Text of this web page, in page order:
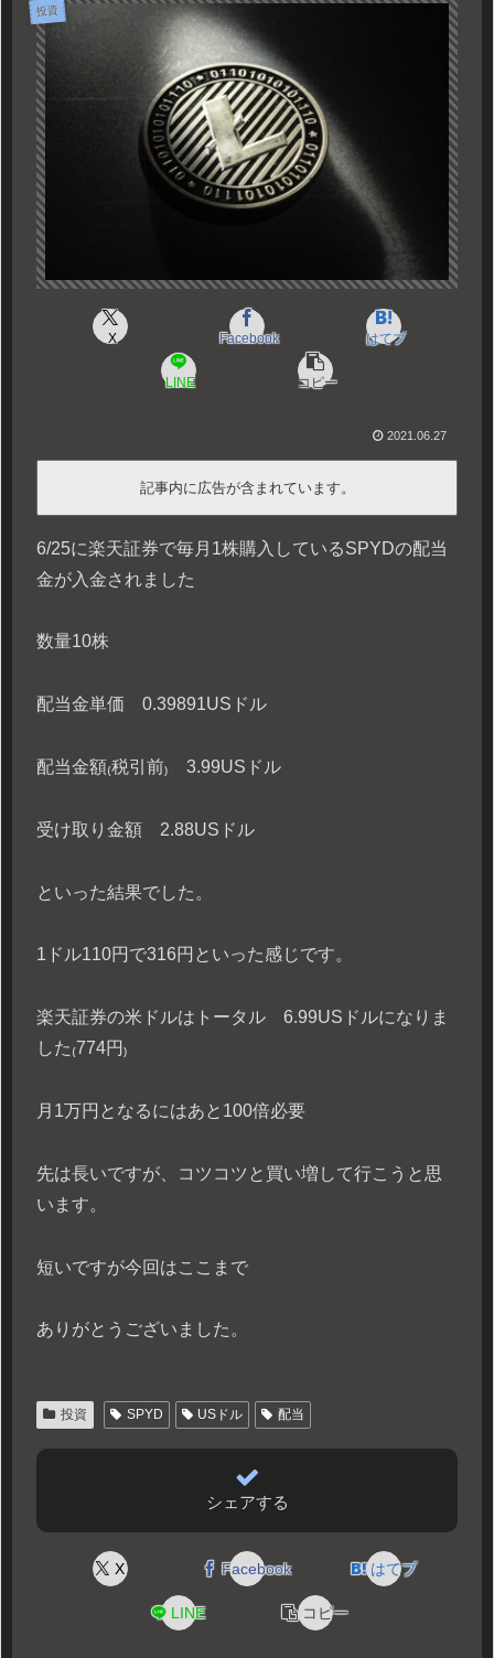
投資
X Facebook はてブ
LINE コピー
2021.06.27
記事内に広告が含まれています。
6/25に楽天証券で毎月1株購入しているSPYDの配当
金が入金されました
数量10株
配当金単価 0.39891USドル
配当金額₍税引前₎ 3.99USドル
受け取り金額 2.88USドル
といった結果でした。
1ドル110円で316円といった感じです。
楽天証券の米ドルはトータル 6.99USドルになりま
した₍774円₎
月1万円となるにはあと100倍必要
先は長いですが、コツコツと買い増して行こうと思
います。
短いですが今回はここまで
ありがとうございました。
投資 SPYD USドル 配当
シェアする
X Facebook はてブ
LINE コピー